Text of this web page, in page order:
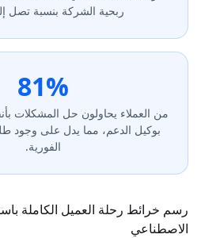
ربحية الشركة بنسبة تصل إلى
81%
من العملاء يحاولون حل المشكلات
بوكيل الدعم، مما يدل على وجود
الفورية.
رسم خرائط رحلة العميل الكاملة
الاصطناعي